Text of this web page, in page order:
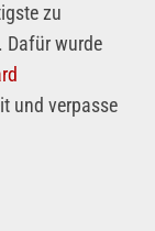
zu
Dafür wurde
und verpasse